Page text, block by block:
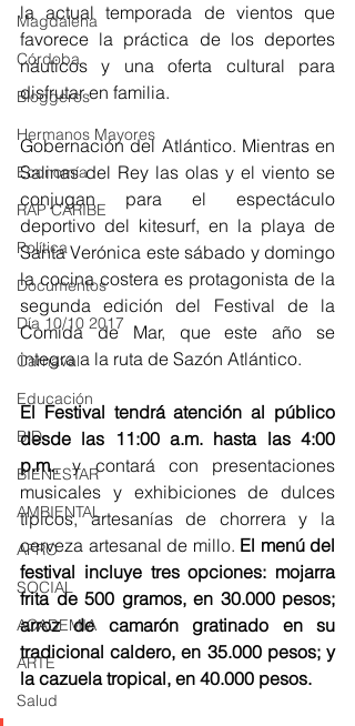
Magdalena
Córdoba
Bloggeros
Hermanos Mayores
Economía
RAP CARIBE
Política
Documentos
Día 10/10 2017
Carnaval
Educación
BID
BIENESTAR
AMBIENTAL
AFRO
SOCIAL
ACADEMIA
ARTE
Salud
la actual temporada de vientos que
favorece la práctica de los deportes
náuticos y una oferta cultural para
disfrutar en familia.
Gobernación del Atlántico. Mientras en
Salinas del Rey las olas y el viento se
conjugan para el espectáculo
deportivo del kitesurf, en la playa de
Santa Verónica este sábado y domingo
la cocina costera es protagonista de la
segunda edición del Festival de la
Comida de Mar, que este año se
integra a la ruta de Sazón Atlántico.
El Festival tendrá atención al público
desde las 11:00 a.m. hasta las 4:00
p.m., y contará con presentaciones
musicales y exhibiciones de dulces
típicos, artesanías de chorrera y la
cerveza artesanal de millo. El menú del
festival incluye tres opciones: mojarra
frita de 500 gramos, en 30.000 pesos;
arroz de camarón gratinado en su
tradicional caldero, en 35.000 pesos; y
la cazuela tropical, en 40.000 pesos.